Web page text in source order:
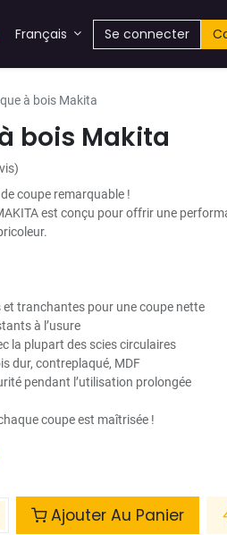
Français Se connecter
à bois Makita
bois Makita
coupe remarquable !
est conçu pour offrir une
tranchantes pour une coupe nette
à l’usure
la plupart des scies circulaires
dur, contreplaqué, MDF
pendant l’utilisation prolongée
coupe est maîtrisée !
Ajouter Au Panier